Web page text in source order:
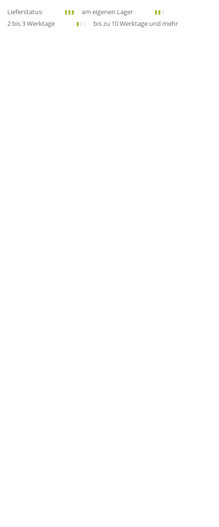
Lieferstatus:
am eigenen Lager
2 bis 3 Werktage
bis zu 10 Werktage und mehr